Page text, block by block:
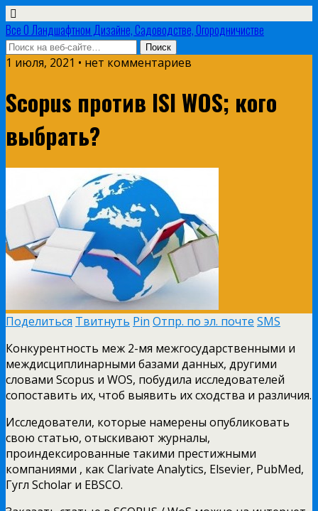
Все О Ландшафтном Дизайне, Садоводстве, Огородничистве
1 июля, 2021 • нет комментариев
Scopus против ISI WOS; кого
выбрать?
Поделиться Твитнуть Pin Отпр. по эл. почте SMS
Конкурентность меж 2-мя межгосударственными и
междисциплинарными базами данных, другими
словами Scopus и WOS, побудила исследователей
сопоставить их, чтоб выявить их сходства и различия.
Исследователи, которые намерены опубликовать
свою статью, отыскивают журналы,
проиндексированные такими престижными
компаниями , как Clarivate Analytics, Elsevier, PubMed,
Гугл Scholar и EBSCO.